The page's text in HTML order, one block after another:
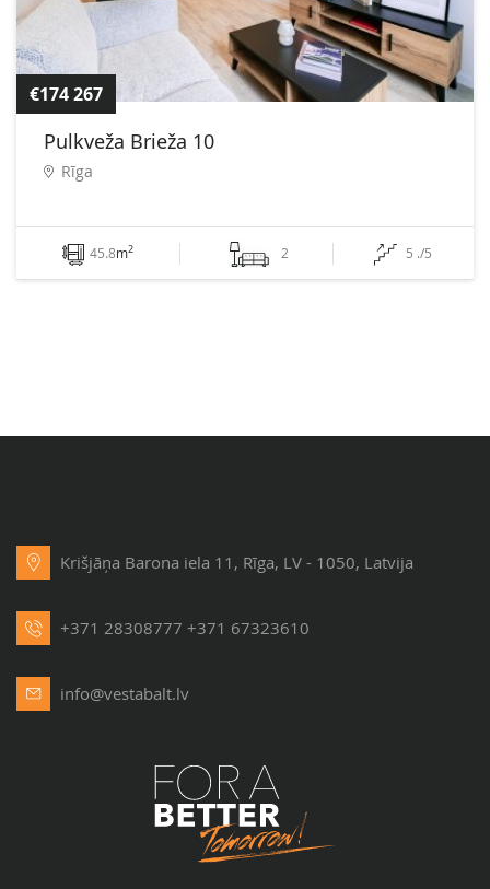
€174 267
Pulkveža Brieža 10
Rīga
45.8m2 2 5 ./5
Krišjāņa Barona iela 11, Rīga, LV - 1050, Latvija
+371 28308777 +371 67323610
info@vestabalt.lv